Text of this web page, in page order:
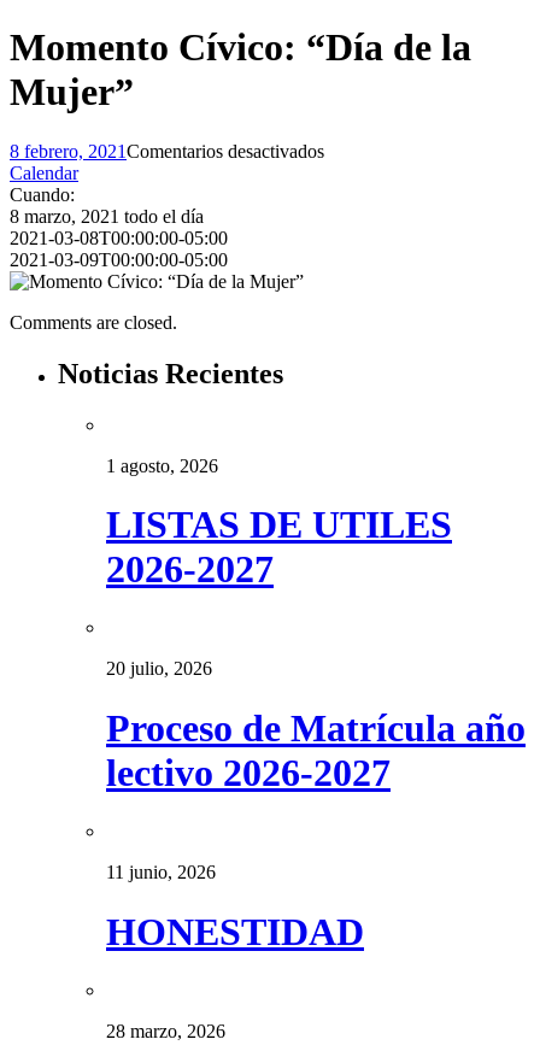
Momento Cívico: “Día de la
Mujer”
8 febrero, 2021Comentarios desactivadosen
Calendar
Cuando:
8 marzo, 2021 todo el día
2021-03-08T00:00:00-05:00
2021-03-09T00:00:00-05:00
Comments are closed.
Noticias Recientes
1 agosto, 2026
LISTAS DE UTILES
2026-2027
20 julio, 2026
Proceso de Matrícula año
lectivo 2026-2027
11 junio, 2026
HONESTIDAD
28 marzo, 2026